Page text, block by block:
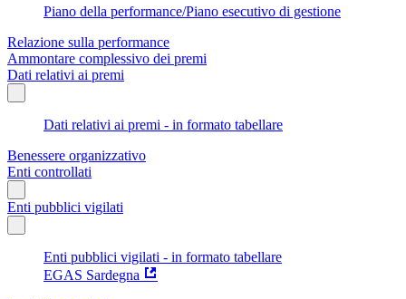
Piano della performance/Piano esecutivo di gestione
Relazione sulla performance
Ammontare complessivo dei premi
Dati relativi ai premi
Dati relativi ai premi - in formato tabellare
Benessere organizzativo
Enti controllati
Enti pubblici vigilati
Enti pubblici vigilati - in formato tabellare
EGAS Sardegna